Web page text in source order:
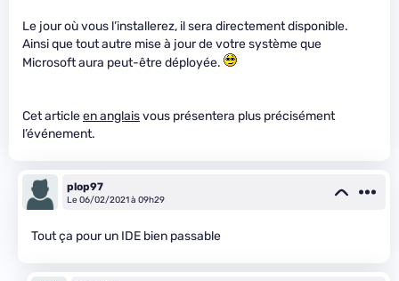
Le jour où vous l’installerez, il sera directement disponible.
Ainsi que tout autre mise à jour de votre système que
Microsoft aura peut-être déployée.
Cet articleen anglaisvous présentera plus précisément
l’événement.
plop97
Le 06/02/2021 à 09h29
Tout ça pour un IDE bien passable